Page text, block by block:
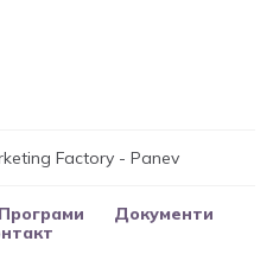
Factory - Panev
Документи